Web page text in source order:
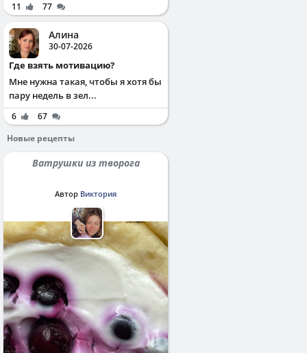
11 77
Алина
30-07-2026
Где взять мотивацию?
Мне нужна такая, чтобы я хотя бы
пару недель в зел...
6
67
Новые рецепты
Ватрушки из творога
Автор Виктория